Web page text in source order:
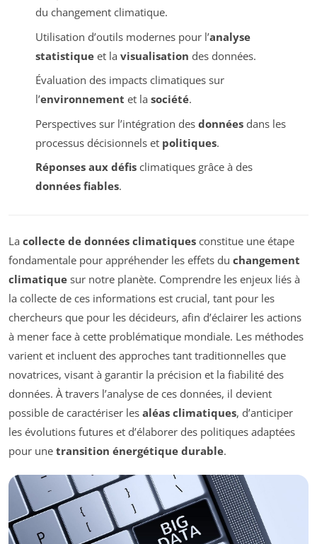
du changement climatique.
Utilisation d’outils modernes pour l’analyse
statistiqueet la visualisation des données.
Évaluation des impacts climatiques sur
l’environnement et la société.
Perspectives sur l’intégration des donnéesdans les
processus décisionnels et politiques.
Réponses aux défisclimatiques grâce à des
données fiables.
La collecte de données climatiques constitue une étape
fondamentale pour appréhender les effets du changement
climatique sur notre planète. Comprendre les enjeux liés à
la collecte de ces informations est crucial, tant pour les
chercheurs que pour les décideurs, afin d’éclairer les actions
à mener face à cette problématique mondiale. Les méthodes
varient et incluent des approches tant traditionnelles que
novatrices, visant à garantir la précision et la fiabilité des
données. À travers l’analyse de ces données, il devient
possible de caractériser les aléas climatiques, d’anticiper
les évolutions futures et d’élaborer des politiques adaptées
pour une transition énergétique durable.